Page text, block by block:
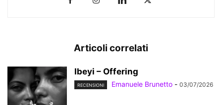
Articoli correlati
Ibeyi – Offering
RECENSIONI Emanuele Brunetto - 03/07/2026